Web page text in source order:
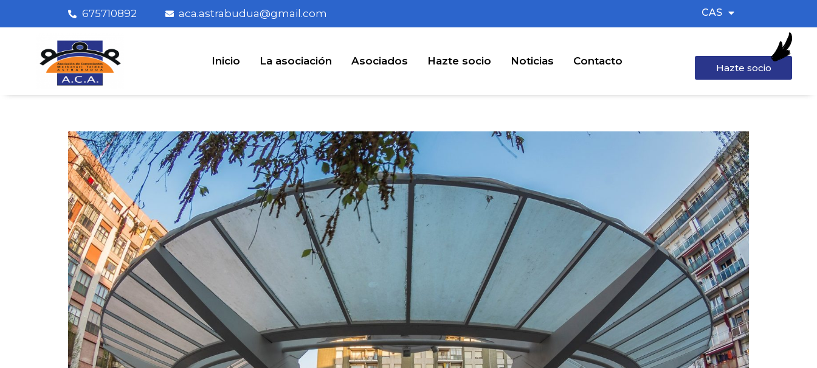
675710892 aca.astrabudua@gmail.com CAS
Inicio La asociación Asociados Hazte socio Noticias Contacto
Hazte socio